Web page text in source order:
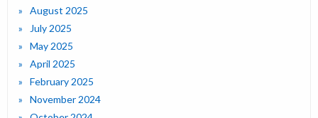
August 2025
July 2025
May 2025
April 2025
February 2025
November 2024